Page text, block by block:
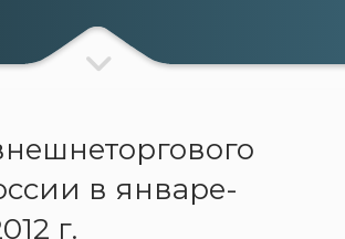
в январе-
г.